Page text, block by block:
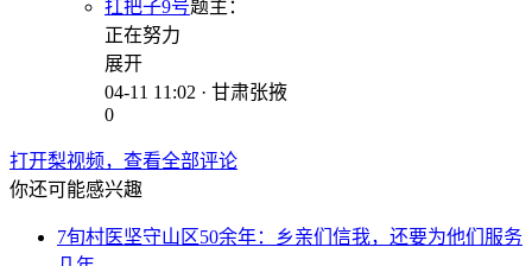
扛把子9号题主 ：
正在努力
展开
04-11 11:02 · 甘肃张掖
0
打开梨视频，查看全部评论
你还可能感兴趣
7旬村医坚守山区50余年：乡亲们信我，还要为他们服务